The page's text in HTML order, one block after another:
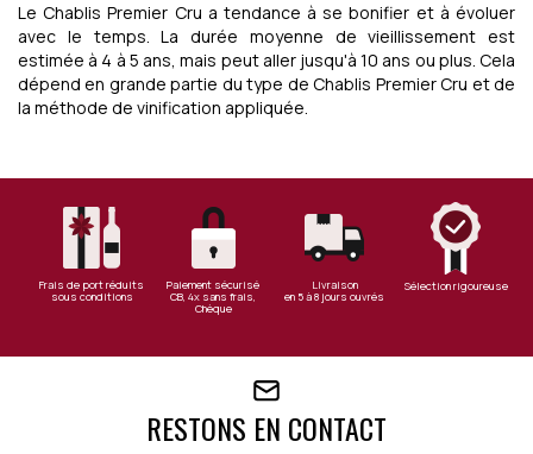
Le Chablis Premier Cru a tendance à se bonifier et à évoluer
avec le temps. La durée moyenne de vieillissement est
estimée à 4 à 5 ans, mais peut aller jusqu'à 10 ans ou plus. Cela
dépend en grande partie du type de Chablis Premier Cru et de
la méthode de vinification appliquée.
Frais de port réduits
sous conditions
Paiement sécurisé
CB, 4x sans frais,
Chèque
Livraison
en 5 à 8 jours ouvrés
Sélection rigoureuse
RESTONS EN CONTACT